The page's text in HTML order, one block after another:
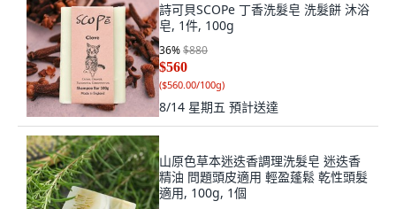
詩可貝SCOPe 丁香洗髮皂 洗髮餅 沐浴
皂, 1件, 100g
36%$880
$560
($560.00/100g)
8/14 星期五 預計送達
山原色草本迷迭香調理洗髮皂 迷迭香
精油 問題頭皮適用 輕盈蓬鬆 乾性頭髮
適用, 100g, 1個